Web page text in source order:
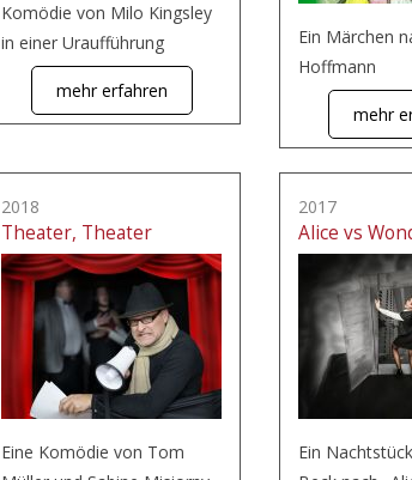
Komödie von Milo Kingsley
in einer Uraufführung
mehr erfahren
Ein Märchen
Hoffmann
mehr
2018
Theater, Theater
Eine Komödie von Tom
2017
Alice vs
Ein